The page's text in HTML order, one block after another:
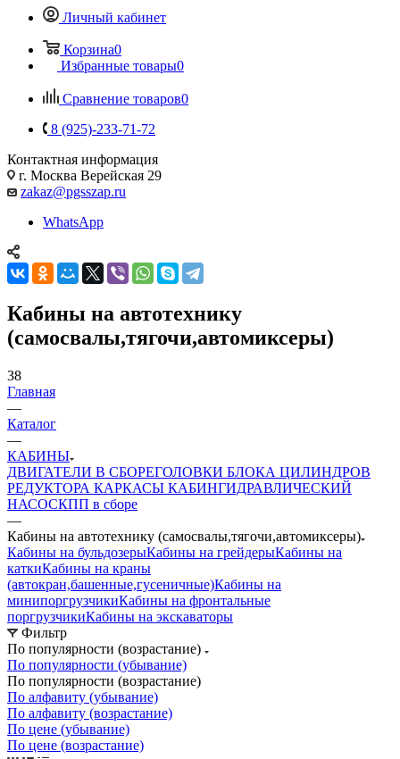
Личный кабинет
Корзина0
Избранные товары0
Сравнение товаров0
8 (925)-233-71-72
Контактная информация
г. Москва Верейская 29
zakaz@pgsszap.ru
WhatsApp
Кабины на автотехнику
(самосвалы,тягочи,автомиксеры)
38
Главная
—
Каталог
—
КАБИНЫ
ДВИГАТЕЛИ В СБОРЕГОЛОВКИ БЛОКА ЦИЛИНДРОВ
РЕДУКТОРА КАРКАСЫ КАБИНГИДРАВЛИЧЕСКИЙ
НАСОСКПП в сборе
—
Кабины на автотехнику (самосвалы,тягочи,автомиксеры)
Кабины на бульдозерыКабины на грейдерыКабины на
каткиКабины на краны
(автокран,башенные,гусеничные)Кабины на
минипоргрузчикиКабины на фронтальные
поргрузчикиКабины на экскаваторы
Фильтр
По популярности (возрастание)
По популярности (убывание)
По популярности (возрастание)
По алфавиту (убывание)
По алфавиту (возрастание)
По цене (убывание)
По цене (возрастание)